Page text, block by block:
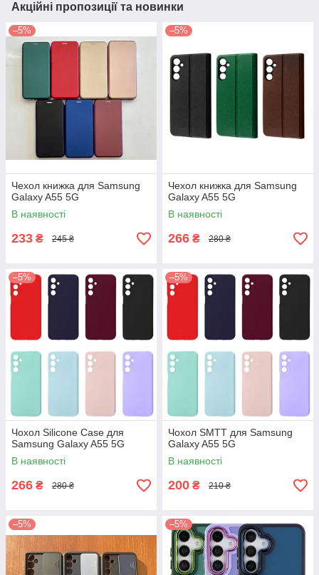
Акційні пропозиції та новинки
–5%
Чехол книжка для Samsung
Galaxy A55 5G
В наявності
233 ₴ 245 ₴
–5%
Чехол книжка для Samsung
Galaxy A55 5G
В наявності
266 ₴ 280 ₴
–5%
Чохол Silicone Case для
Samsung Galaxy A55 5G
В наявності
266 ₴ 280 ₴
–5%
Чохол SMTT для Samsung
Galaxy A55 5G
В наявності
200 ₴ 210 ₴
–5% –5%